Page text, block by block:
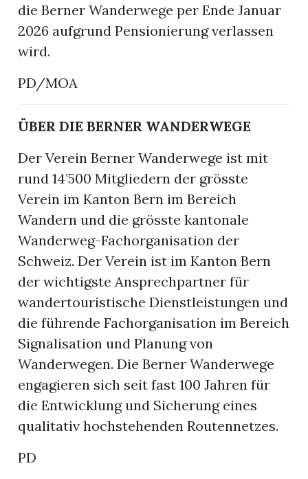
die Berner Wanderwege per Ende Januar
2026 aufgrund Pensionierung verlassen
wird.
PD/MOA
ÜBER DIE BERNER WANDERWEGE
Der Verein Berner Wanderwege ist mit
rund 14’500 Mitgliedern der grösste
Verein im Kanton Bern im Bereich
Wandern und die grösste kantonale
Wanderweg-Fachorganisation der
Schweiz. Der Verein ist im Kanton Bern
der wichtigste Ansprechpartner für
wandertouristische Dienstleistungen und
die führende Fachorganisation im Bereich
Signalisation und Planung von
Wanderwegen. Die Berner Wanderwege
engagieren sich seit fast 100 Jahren für
die Entwicklung und Sicherung eines
qualitativ hochstehenden Routennetzes.
PD